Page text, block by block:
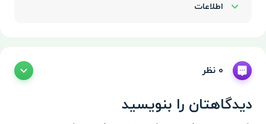
اطلاعات
0 نظر
دیدگاهتان را بنویسید